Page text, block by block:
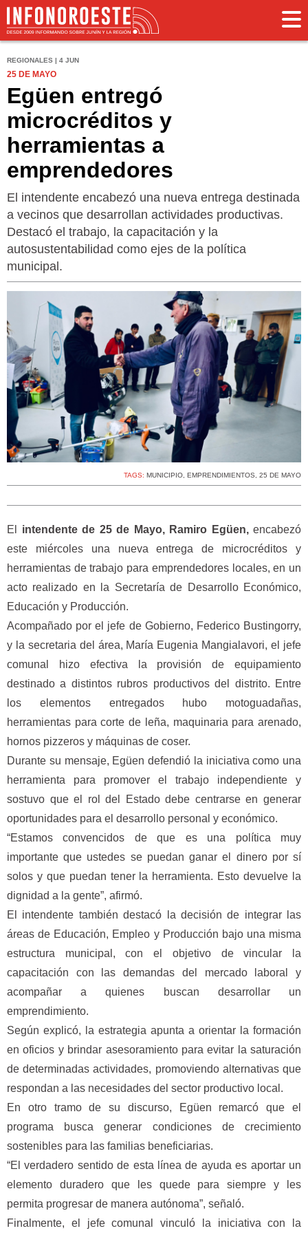
REGIONALES | 4 JUN
25 DE MAYO
Egüen entregó
microcréditos y
herramientas a
emprendedores
El intendente encabezó una nueva entrega destinada
a vecinos que desarrollan actividades productivas.
Destacó el trabajo, la capacitación y la
autosustentabilidad como ejes de la política
municipal.
TAGS: MUNICIPIO, EMPRENDIMIENTOS, 25 DE MAYO
El intendente de 25 de Mayo, Ramiro Egüen,encabezó
este miércoles una nueva entrega de microcréditos y
herramientas de trabajo para emprendedores locales, en un
acto realizado en la Secretaría de Desarrollo Económico,
Educación y Producción.
Acompañado por el jefe de Gobierno, Federico Bustingorry,
y la secretaria del área, María Eugenia Mangialavori, el jefe
comunal hizo efectiva la provisión de equipamiento
destinado a distintos rubros productivos del distrito. Entre
los elementos entregados hubo motoguadañas,
herramientas para corte de leña, maquinaria para arenado,
hornos pizzeros y máquinas de coser.
Durante su mensaje, Egüen defendió la iniciativa como una
herramienta para promover el trabajo independiente y
sostuvo que el rol del Estado debe centrarse en generar
oportunidades para el desarrollo personal y económico.
“Estamos convencidos de que es una política muy
importante que ustedes se puedan ganar el dinero por sí
solos y que puedan tener la herramienta. Esto devuelve la
dignidad a la gente”, afirmó.
El intendente también destacó la decisión de integrar las
áreas de Educación, Empleo y Producción bajo una misma
estructura municipal, con el objetivo de vincular la
capacitación con las demandas del mercado laboral y
acompañar a quienes buscan desarrollar un
emprendimiento.
Según explicó, la estrategia apunta a orientar la formación
en oficios y brindar asesoramiento para evitar la saturación
de determinadas actividades, promoviendo alternativas que
respondan a las necesidades del sector productivo local.
En otro tramo de su discurso, Egüen remarcó que el
programa busca generar condiciones de crecimiento
sostenibles para las familias beneficiarias.
“El verdadero sentido de esta línea de ayuda es aportar un
elemento duradero que les quede para siempre y les
permita progresar de manera autónoma”, señaló.
Finalmente, el jefe comunal vinculó la iniciativa con la